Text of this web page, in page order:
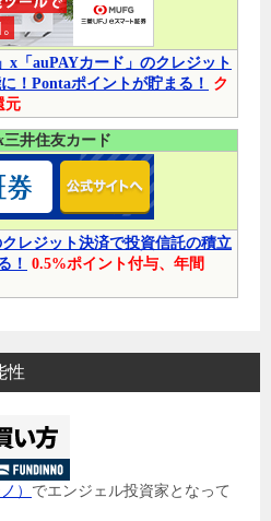
x「auPAYカード」のクレジット
！Pontaポイントが貯まる！
ク
元
三井住友カード
レジット決済で投資信託の積立
！ 0.5%ポイント付与、年間
性
） でエンジェル投資家となって